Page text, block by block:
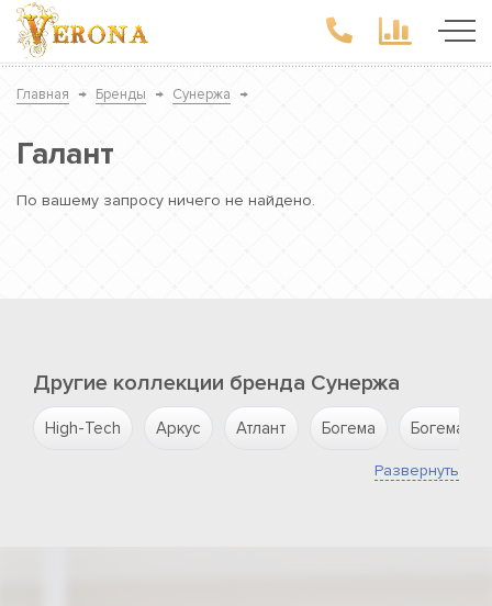
Главная → Бренды → Сунержа →
Галант
По вашему запросу ничего не найдено.
Другие коллекции бренда Сунержа
High-Tech Аркус Атлант Богема Богема L
Развернуть